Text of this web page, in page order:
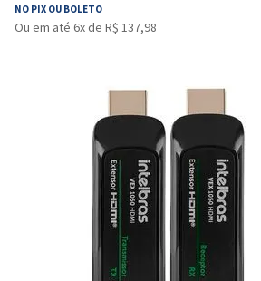
NO PIX OU BOLETO
Ou em até 6x de R$ 137,98